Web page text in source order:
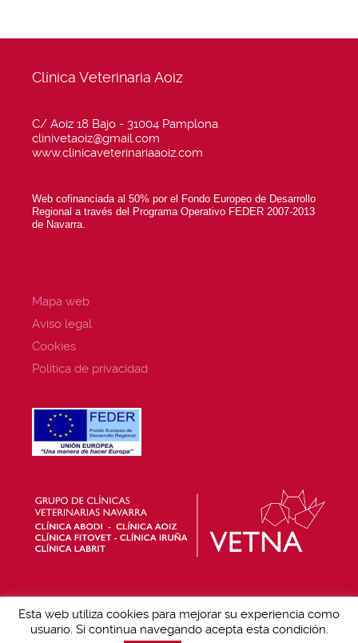
Clínica Veterinaria Aoiz
C/ Aoiz 18 Bajo - 31004 Pamplona
clinivetaoiz@gmail.com
www.clinicaveterinariaaoiz.com
Web cofinanciada al 50% por el Fondo Europeo de Desarrollo
Regional a través del Programa Operativo FEDER 2007-2013
de Navarra.
Mapa web
Aviso legal
Cookies
Política de privacidad
Esta web utiliza cookies para mejorar su experiencia como
usuario. Si continua navegando acepta esta condición.